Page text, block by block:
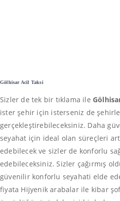
Gölhisar Acil Taksi
Sizler de tek bir tıklama ile
ister şehir için isterseniz de
gerçekleştirebileceksiniz. Daha
seyahat için ideal olan süreçleri
edebilecek ve sizler de konforlu
edebileceksiniz. Sizler çağırmış
güvenilir konforlu seyahati elde
fiyata Hijyenik arabalar ile kibar